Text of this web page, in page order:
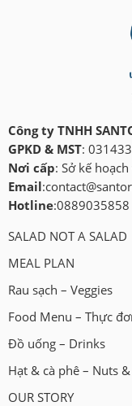
Công ty TNHH
GPKD & MST:
Nơi cấp: Sở kế
Email:
Hotline:0889035858
SALAD NOT A SALAD
MEAL PLAN
Rau sạch – Veggies
Food Menu – Thực
Đồ uống – Drinks
Hạt & cà phê – Nuts
OUR STORY